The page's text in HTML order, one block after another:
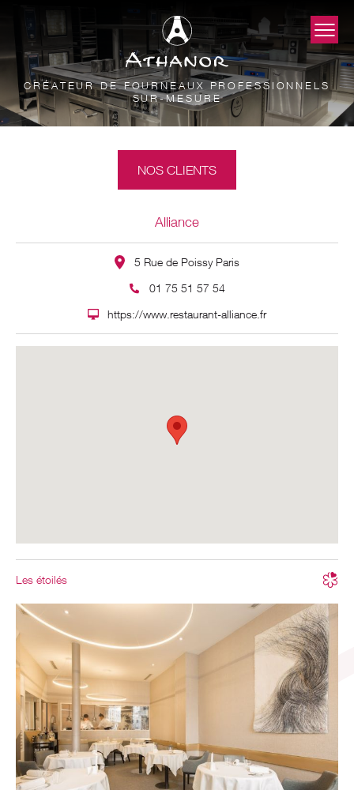
CRÉATEUR DE FOURNEAUX PROFESSIONNELS
SUR-MESURE
NOS CLIENTS
Alliance
5 Rue de Poissy Paris
01 75 51 57 54
https://www.restaurant-alliance.fr
Les étoilés